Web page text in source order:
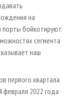
на
порты бойкотируют
сегмента
наш
первого квартала
февраля 2022 года